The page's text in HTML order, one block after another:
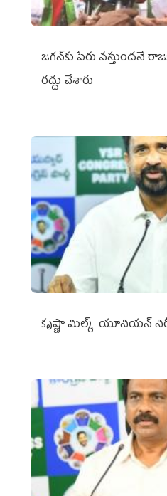
జగన్‌కు పేరు వస్తుందనే
రద్దు చేశారు
కృష్ణా మిల్క్‌ యూనియన్‌